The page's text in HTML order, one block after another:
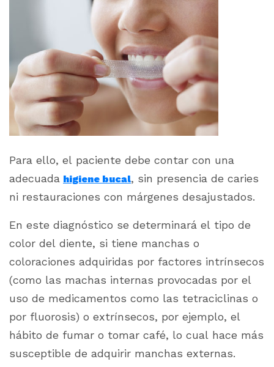
Para ello, el paciente debe contar con una
adecuada higiene bucal, sin presencia de caries
ni restauraciones con márgenes desajustados.
En este diagnóstico se determinará el tipo de
color del diente, si tiene manchas o
coloraciones adquiridas por factores intrínsecos
(como las machas internas provocadas por el
uso de medicamentos como las tetraciclinas o
por fluorosis) o extrínsecos, por ejemplo, el
hábito de fumar o tomar café, lo cual hace más
susceptible de adquirir manchas externas.